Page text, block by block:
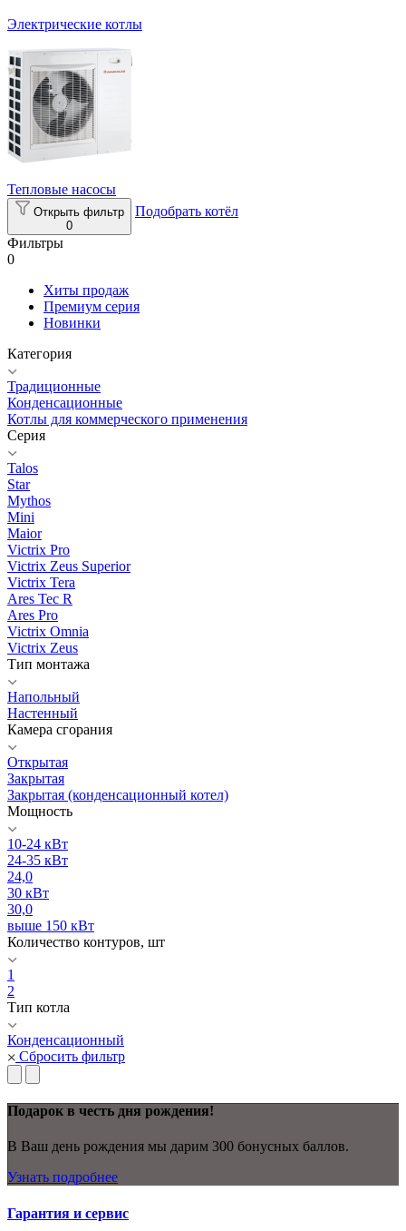
Электрические котлы
Тепловые насосы
Открыть фильтр
0
Подобрать котёл
Фильтры
0
Хиты продаж
Премиум серия
Новинки
Категория
Традиционные
Конденсационные
Котлы для коммерческого применения
Серия
Talos
Star
Mythos
Mini
Maior
Victrix Pro
Victrix Zeus Superior
Victrix Tera
Ares Tec R
Ares Pro
Victrix Omnia
Victrix Zeus
Тип монтажа
Напольный
Настенный
Камера сгорания
Открытая
Закрытая
Закрытая (конденсационный котел)
Мощность
10-24 кВт
24-35 кВт
24,0
30 кВт
30,0
выше 150 кВт
Количество контуров, шт
1
2
Тип котла
Конденсационный
Сбросить фильтр
Подарок в честь дня рождения!
В Ваш день рождения мы дарим 300 бонусных баллов.
Узнать подробнее
Гарантия и сервис